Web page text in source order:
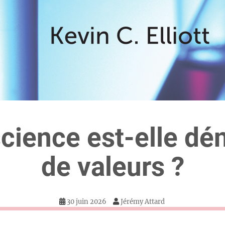
est-elle
de valeurs ?
30 juin 2026 Jérémy Attard